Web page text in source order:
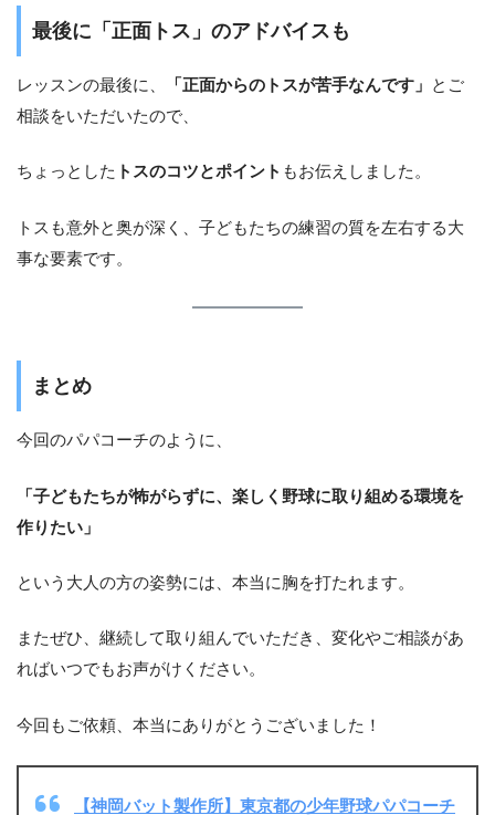
最後に「正面トス」のアドバイスも
レッスンの最後に、 「正面からのトスが苦手なんです」
とご
相談をいただいたので、
ちょっとした トスのコツとポイント もお伝えしました。
トスも意外と奥が深く、子どもたちの練習の質を左右する大
事な要素です。
まとめ
今回のパパコーチのように、
「子どもたちが怖がらずに、楽しく野球に取り組める環境を
作りたい」
という大人の方の姿勢には、本当に胸を打たれます。
またぜひ、継続して取り組んでいただき、変化やご相談があ
ればいつでもお声がけください。
今回もご依頼、本当にありがとうございました！
【神岡バット製作所】東京都の少年野球パパコーチ